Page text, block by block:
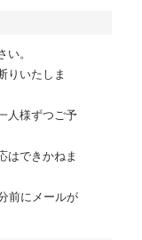
。
りいたしま
人様ずつご予
はできかねま
前にメールが